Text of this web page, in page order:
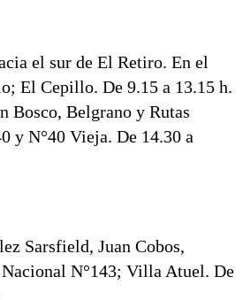
el sur de El Retiro. En el
El Cepillo. De 9.15 a 13.15 h.
Bosco, Belgrano y Rutas
y N°40 Vieja. De 14.30 a
Sarsfield, Juan Cobos,
N°143; Villa Atuel. De